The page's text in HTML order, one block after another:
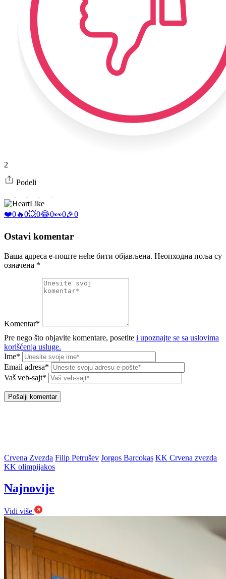
2
Podeli
Like
❤️0🔥0💥0😂0👀0🎉0
Ostavi komentar
Ваша адреса е-поште неће бити објављена. Неопходна поља су
означена *
Komentar*
Pre nego što objavite komentare, posetite i upoznajte se sa uslovima
korišćenja usluge.
Ime*
Email adresa*
Vaš veb-sajt*
Crvena Zvezda Filip Petrušev Jorgos Barcokas KK Crvena zvezda
KK olimpijakos
Najnovije
Vidi više